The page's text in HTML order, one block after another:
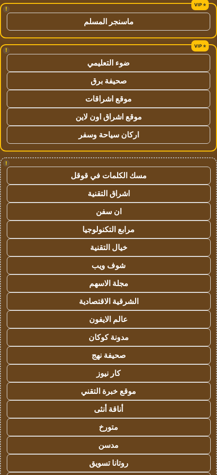
!
ماسنجر المسلم
!
ضوء التعليمي
صحيفة برق
موقع اشراقات
موقع اشراق اون لاين
اركان سياحة وسفر
!
مسك الكلمات في قوقل
اشراق التقنية
ان سفن
مرابع التكنولوجيا
خيال التقنية
شوف ويب
مجلة الاسهم
الشرقية الاقتصادية
عالم الايفون
مدونة كوكان
صحيفة نهج
كار نيوز
موقع خبرة التقني
أناقة أنثى
متورخ
مدسن
روتانا تسويق